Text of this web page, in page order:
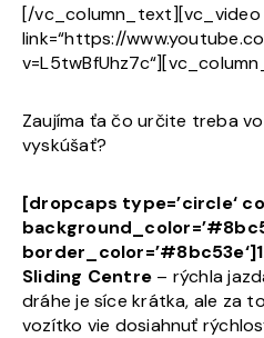
[/vc_column_text][vc_video
link=“https://
Zaujíma ťa čo určite treba
vyskúšať?
[dropcaps type=’circle‘
Sliding Centre – rýchla
dráhe je síce krátka, ale za
vozítko vie dosiahnuť